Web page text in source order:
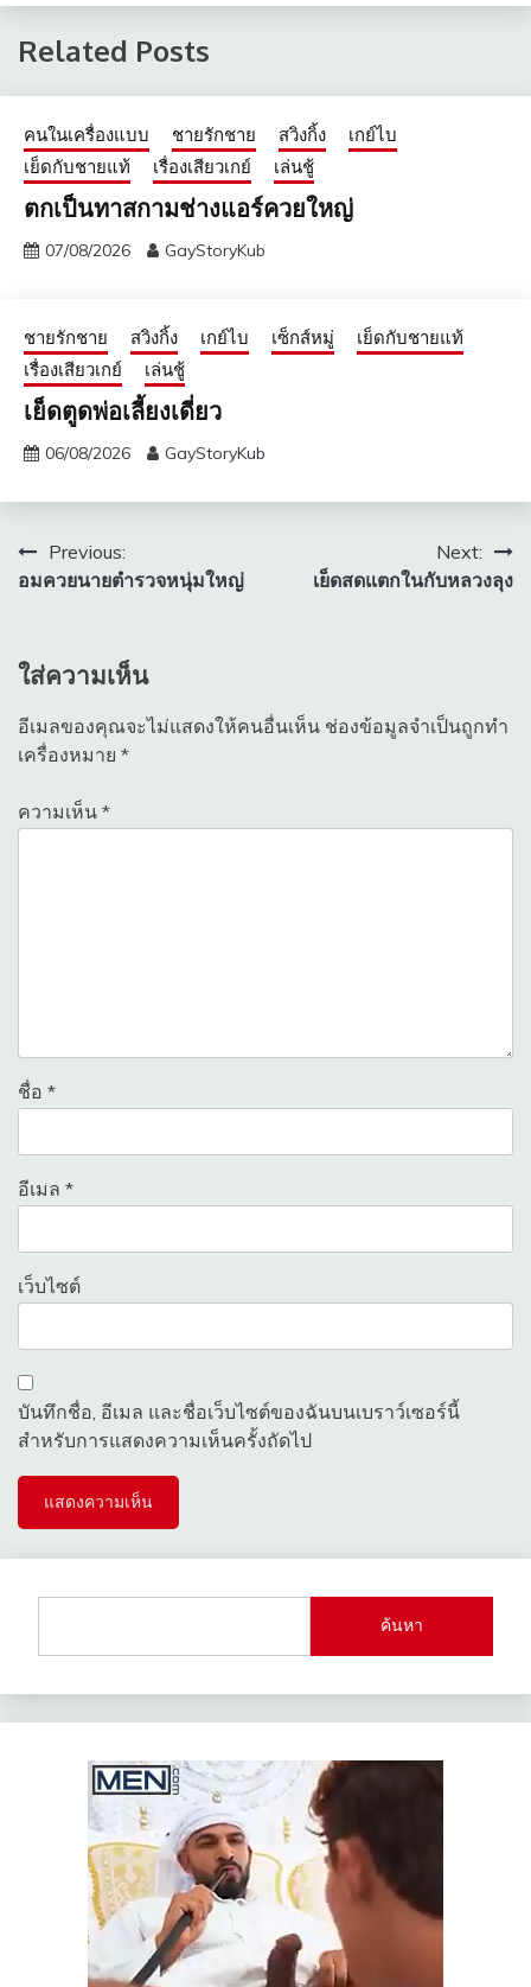
Related Posts
คนในเครื่องแบบ ชายรักชาย สวิงกิ้ง
เกย์ไบ
เย็ดกับชายแท้
เรื่องเสียวเกย์ เล่นชู้
ตกเป็นทาสกามช่างแอร์ควยใหญ่
07/08/2026 GayStoryKub
ชายรักชาย สวิงกิ้ง เกย์ไบ เซ็กส์หมู่
เย็ดกับชายแท้
เรื่องเสียวเกย์
เล่นชู้
เย็ดตูดพ่อเลี้ยงเดี่ยว
06/08/2026 GayStoryKub
แนะแนว
เรื่อง
Previous:
อมควยนายตำรวจหนุ่มใหญ่
Next:
เย็ดสดแตกในกับหลวงลุง
ใส่ความเห็น
อีเมลของคุณจะไม่แสดงให้คนอื่นเห็น ช่องข้อมูลจำเป็นถูกทำ
เครื่องหมาย *
ความเห็น *
ชื่อ *
อีเมล *
เว็บไซต์
บันทึกชื่อ, อีเมล และชื่อเว็บไซต์ของฉันบนเบราว์เซอร์นี้
สำหรับการแสดงความเห็นครั้งถัดไป
ค้นหา